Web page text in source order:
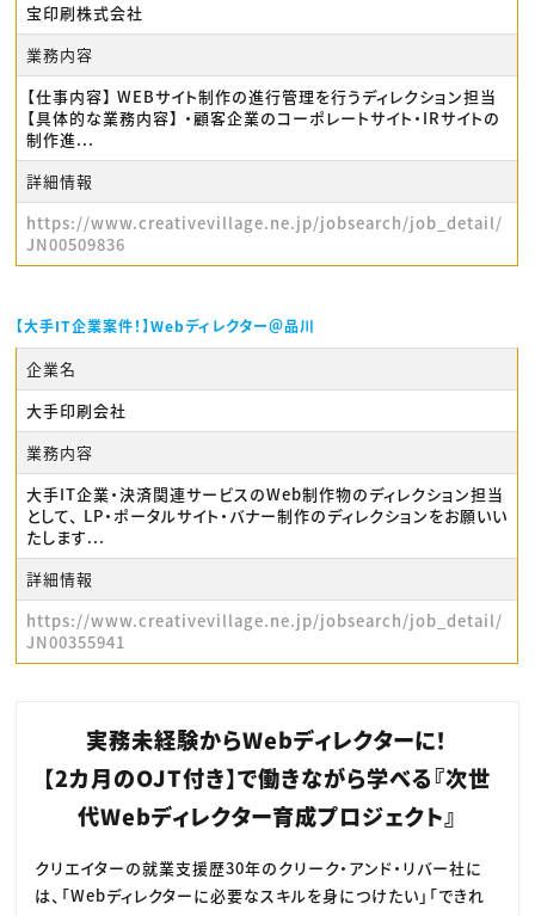
宝印刷株式会社
業務内容
【仕事内容】 WEBサイト制作の進行管理を行うディレクション担当
【具体的な業務内容】 ・顧客企業のコーポレートサイト・IRサイトの
制作進...
詳細情報
https://www.creativevillage.ne.jp/jobsearch/job_detail/
JN00509836
【大手IT企業案件！】Webディレクター＠品川
企業名
大手印刷会社
業務内容
大手IT企業・決済関連サービスのWeb制作物のディレクション担当
として、 LP・ポータルサイト・バナー制作のディレクションをお願いい
たします...
詳細情報
https://www.creativevillage.ne.jp/jobsearch/job_detail/
JN00355941
実務未経験からWebディレクターに！
【2カ月のOJT付き】で働きながら学べる『次世
代Webディレクター育成プロジェクト』
クリエイターの就業支援歴30年のクリーク・アンド・リバー社に
は、「Webディレクターに必要なスキルを身につけたい」「できれ